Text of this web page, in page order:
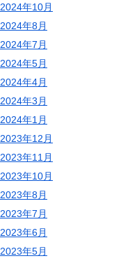
2024年10月
2024年8月
2024年7月
2024年5月
2024年4月
2024年3月
2024年1月
2023年12月
2023年11月
2023年10月
2023年8月
2023年7月
2023年6月
2023年5月